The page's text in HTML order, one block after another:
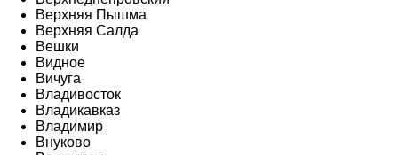
Верхняя Пышма
Верхняя Салда
Вешки
Видное
Вичуга
Владивосток
Владикавказ
Владимир
Внуково